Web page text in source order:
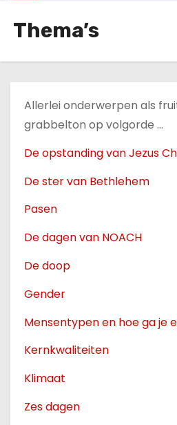
n
Thema’s
Allerlei onderwerpen als
grabbelton op volgorde …
De opstanding van Jezus
De ster van Bethlehem
Pasen
De dagen van NOACH
De doop
Gender
Mensentypen en hoe ga je
Kernkwaliteiten
Klimaat
Zes dagen